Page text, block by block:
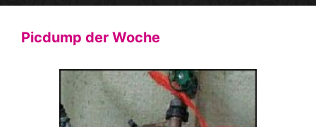
Picdump der Woche